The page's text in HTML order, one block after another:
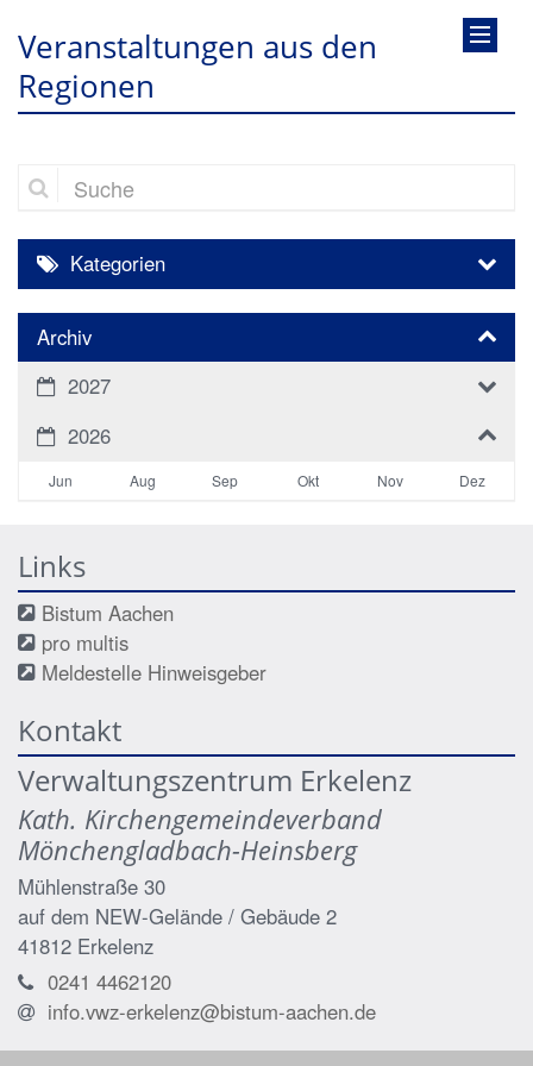
Veranstaltungen aus den
Regionen
Suche
Kategorien
Archiv
2027
2026
Jun Aug Sep Okt Nov Dez
Links
Bistum Aachen
pro multis
Meldestelle Hinweisgeber
Kontakt
Verwaltungszentrum Erkelenz
Kath. Kirchengemeindeverband
Mönchengladbach-Heinsberg
Mühlenstraße 30
auf dem NEW-Gelände / Gebäude 2
41812 Erkelenz
0241 4462120
info.vwz-erkelenz@bistum-aachen.de